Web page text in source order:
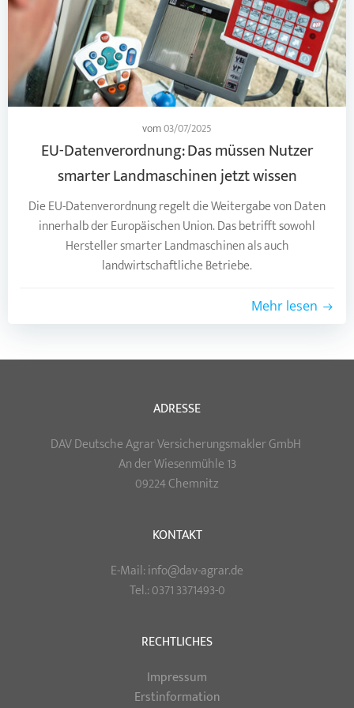
vom03/07/2025
EU-Datenverordnung: Das müssen Nutzer
smarter Landmaschinen jetzt wissen
Die EU-Datenverordnung regelt die Weitergabe von Daten
innerhalb der Europäischen Union. Das betrifft sowohl
Hersteller smarter Landmaschinen als auch
landwirtschaftliche Betriebe.
Mehr lesen
ADRESSE
DAV Deutsche Agrar Versicherungsmakler GmbH
An der Wiesenmühle 13
09224 Chemnitz
KONTAKT
E-Mail: info@dav-agrar.de
Tel.: 0371 3371493-0
RECHTLICHES
Impressum
Erstinformation